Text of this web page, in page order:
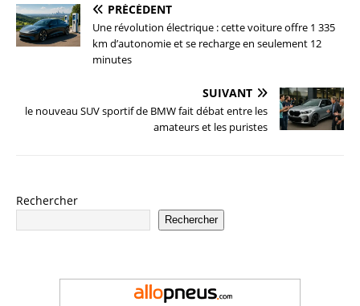
PRÉCÉDENT
Une révolution électrique : cette voiture offre 1 335
km d’autonomie et se recharge en seulement 12
minutes
SUIVANT
le nouveau SUV sportif de BMW fait débat entre les
amateurs et les puristes
Rechercher
Rechercher